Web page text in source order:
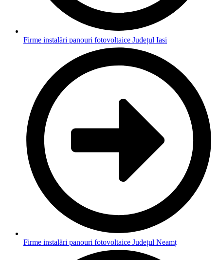
Firme instalări panouri fotovoltaice Județul Iasi
Firme instalări panouri fotovoltaice Județul Neamț